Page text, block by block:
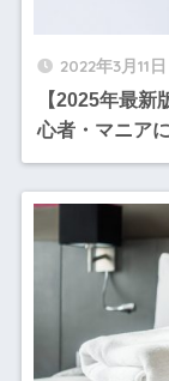
2022年3月11日
【2025年最
心者・マニア